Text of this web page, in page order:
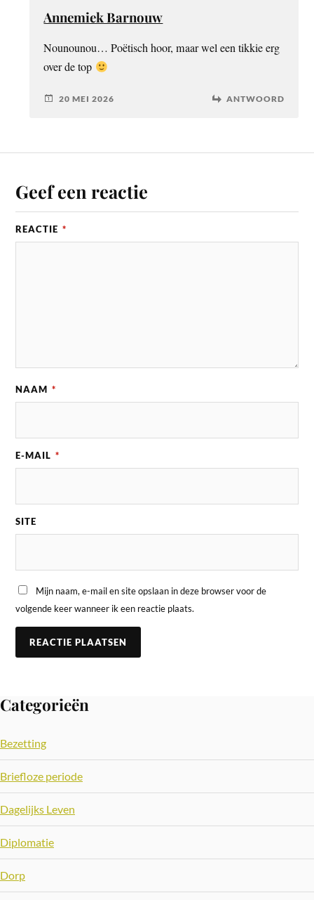
Annemiek Barnouw
Nounounou… Poëtisch hoor, maar wel een tikkie erg
over de top
20 MEI 2026 ANTWOORD
Geef een reactie
REACTIE *
NAAM *
E-MAIL *
SITE
Mijn naam, e-mail en site opslaan in deze browser voor de
volgende keer wanneer ik een reactie plaats.
Categorieën
Bezetting
Briefloze periode
Dagelijks Leven
Diplomatie
Dorp